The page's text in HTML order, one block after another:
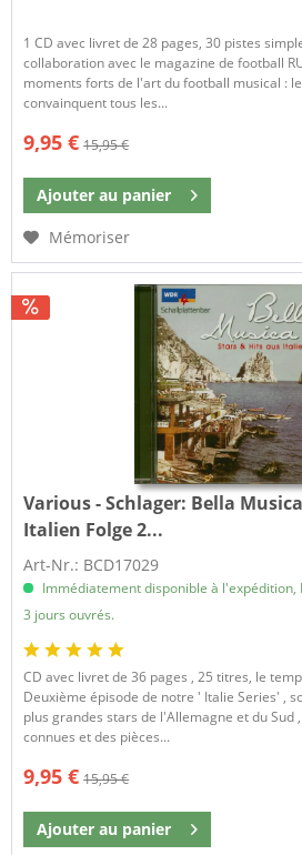
1 CD avec livret de 28 pages, 30 pistes
collaboration avec le magazine de football
moments forts de l'art du football musical :
convainquent tous les...
9,95 € 15,95 €
Ajouter au panier
Mémoriser
Various - Schlager: Bella
Italien Folge 2...
Art-Nr.: BCD17029
Immédiatement disponible à
3 jours ouvrés.
CD avec livret de 36 pages , 25 titres, le
Deuxième épisode de notre ' Italie Series' ,
plus grandes stars de l'Allemagne et du Sud
connues et des pièces...
9,95 € 15,95 €
Ajouter au panier